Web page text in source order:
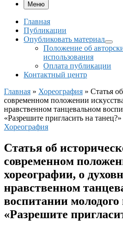
Меню
Главная
Публикации
Опубликовать материал
Положение об
использования
Оплата публикации
Контактный центр
Главная » Хореография » Статья
современном положении
нравственном танцевальном
«Разрешите пригласить на танец?»
Хореография
Статья об
современном
хореографии, о
нравственном
воспитании
«Разрешите